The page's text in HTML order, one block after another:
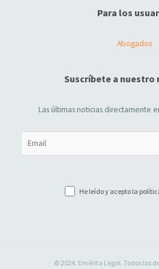
Para los
Abogados
Suscríbete a
Las últimas noticias directamente
He leído y acepto la
© 2024. Emérita Legal. Todos los